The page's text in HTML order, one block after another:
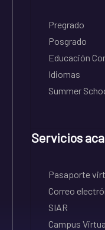
Pregrado
Posgrado
Educación
Idiomas
Summer
Servicios
Pasaporte
Correo
SIAR
Campus